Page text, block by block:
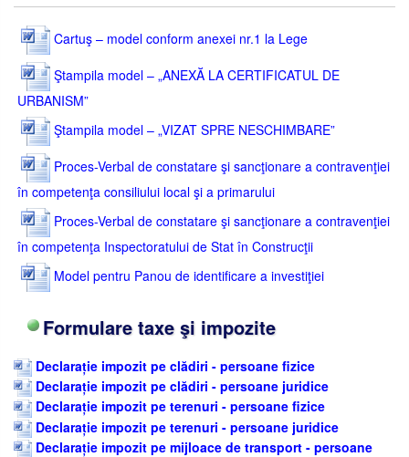
Cartuş – model conform anexei nr.1 la Lege
Ştampila model – „ANEXĂ LA CERTIFICATUL DE
URBANISM”
Ştampila model – „VIZAT SPRE NESCHIMBARE”
Proces-Verbal de constatare şi sancţionare a contravenţiei
în competenţa consiliului local şi a primarului
Proces-Verbal de constatare şi sancţionare a contravenţiei
în competenţa Inspectoratului de Stat în Construcţii
Model pentru Panou de identificare a investiţiei
Formulare taxe şi impozite
Declarație impozit pe clădiri - persoane fizice
Declarație impozit pe clădiri - persoane juridice
Declarație impozit pe terenuri - persoane fizice
Declarație impozit pe terenuri - persoane juridice
Declarație impozit pe mijloace de transport - persoane